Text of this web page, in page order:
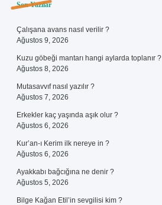
Sidebar
Son Yazılar
Çalışana avans nasıl verilir ?
Ağustos 9, 2026
Kuzu göbeği mantarı hangi aylarda toplanır ?
Ağustos 8, 2026
Mutasavvıf nasıl yazılır ?
Ağustos 7, 2026
Erkekler kaç yaşında aşık olur ?
Ağustos 6, 2026
Kur’an-ı Kerim ilk nereye in ?
Ağustos 6, 2026
Ayakkabı bağcığına ne denir ?
Ağustos 5, 2026
Bilge Kağan Etil’in sevgilisi kim ?